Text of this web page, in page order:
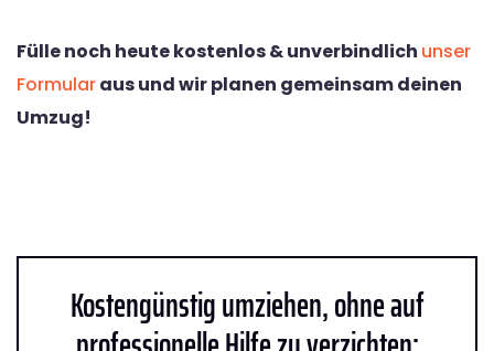
Fülle noch heute kostenlos & unverbindlich unser
Formularaus und wir planen gemeinsam deinen
Umzug!
Kostengünstig umziehen, ohne auf